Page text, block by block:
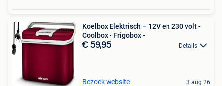
Koelbox Elektrisch – 12V en 230 volt -
Coolbox - Frigobox -
€ 59,95 Details
Bezoek website 3 aug 26